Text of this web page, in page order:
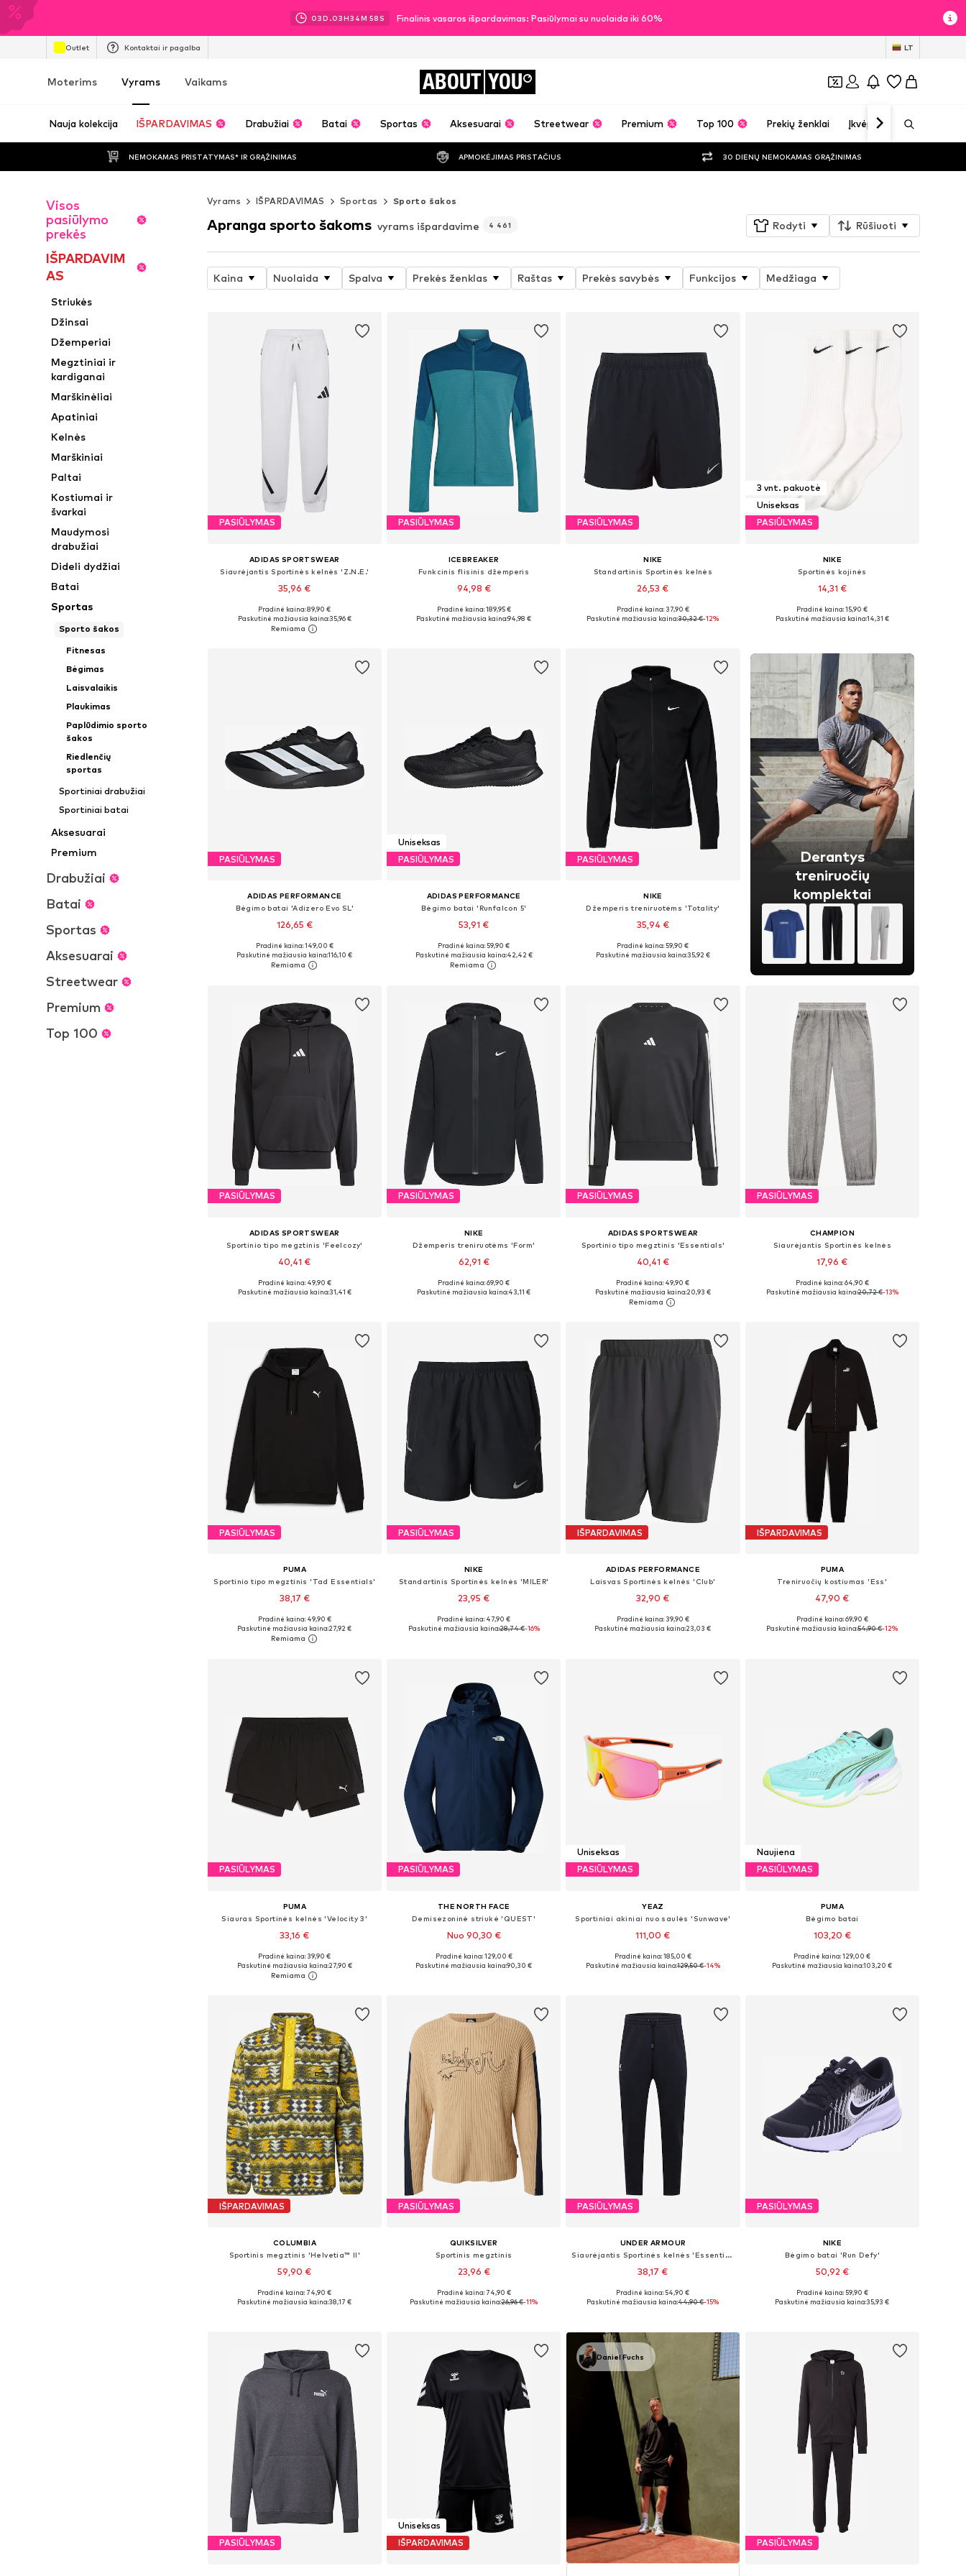
03D.03H34M 56 S Finalinis vasaros išpardavimas: Pasiūlymai su nuolaida iki 60%
Outlet Kontaktai ir pagalba LT
Moterims Vyrams Vaikams ABOUT YOU
Nauja kolekcija IŠPARDAVIMAS Drabužiai Batai Sportas Aksesuarai Streetwear Premium Top 100 Prekių ženklai Įkvėpimas
NEMOKAMAS PRISTATYMAS* IR GRĄŽINIMAS APMOKĖJIMAS PRISTAČIUS 30 DIENŲ NEMOKAMAS GRĄŽINIMAS
Visos
pasiūlymo
prekės
IŠPARDAVIM
AS
Striukės
Džinsai
Džemperiai
Megztiniai ir
kardiganai
Marškinėliai
Apatiniai
Kelnės
Marškiniai
Paltai
Kostiumai ir
švarkai
Maudymosi
drabužiai
Dideli dydžiai
Batai
Sportas
Sporto šakos
Fitnesas
Bėgimas
Laisvalaikis
Plaukimas
Paplūdimio sporto
šakos
Riedlenčių
sportas
Sportiniai drabužiai
Sportiniai batai
Aksesuarai
Premium
Drabužiai
Batai
Sportas
Aksesuarai
Streetwear
Premium
Top 100
Vyrams IŠPARDAVIMAS Sportas Sporto šakos
Apranga sporto šakoms vyrams išpardavime 4 461 Rodyti Rūšiuoti
Kaina Nuolaida Spalva Prekės ženklas Raštas Prekės savybės Funkcijos Medžiaga
PASIŪLYMAS
ADIDAS SPORTSWEAR
Siaurėjantis Sportinės kelnės 'Z.N.E.'
35,96 €
+3
Į krepšelį
Pradinė kaina: 89,90 €
Paskutinė mažiausia kaina:35,96 €
PASIŪLYMAS
ICEBREAKER
Funkcinis flisinis džemperis
94,98 €
Galimi dydžiai: S, M, L
Pradinė kaina: 189,95 €
Paskutinė mažiausia kaina:94,98 €
PASIŪLYMAS
NIKE
Standartinis Sportinės kelnės
26,53 €
Galimi dydžiai: S, M, L, XXL
Pradinė kaina: 37,90 €
Paskutinė mažiausia kaina:30,32 €-12%
3 vnt. pakuotė
Uniseksas
PASIŪLYMAS
NIKE
Sportinės kojinės
14,31 €
Galimi dydžiai: 34-38, 38-42, 42-46, 46-50
Pradinė kaina: 15,90 €
Paskutinė mažiausia kaina:14,31 €
PASIŪLYMAS
ADIDAS PERFORMANCE
Bėgimo batai 'Adizero Evo SL'
126,65 €
+3
Yra daugybė dydžių
Į krepšelį
Pradinė kaina: 149,00 €
Paskutinė mažiausia kaina:116,10 €
Uniseksas
PASIŪLYMAS
ADIDAS PERFORMANCE
Bėgimo batai 'Runfalcon 5'
53,91 €
+3
Yra daugybė dydžių
Į krepšelį
Pradinė kaina: 59,90 €
Paskutinė mažiausia kaina:42,42 €
PASIŪLYMAS
NIKE
Džemperis treniruotėms 'Totality'
35,94 €
Galimi dydžiai: S, M, L, XL, XXL
Pradinė kaina: 59,90 €
Paskutinė mažiausia kaina:35,92 €
Derantys
treniruočių
komplektai
PASIŪLYMAS
ADIDAS SPORTSWEAR
Sportinio tipo megztinis 'Feelcozy'
40,41 €
+5
Pradinė kaina: 49,90 €
Paskutinė mažiausia kaina:31,41 €
PASIŪLYMAS
NIKE
Džemperis treniruotėms 'Form'
62,91 €
Galimi dydžiai: S, M, L, XL, XXL
Pradinė kaina: 69,90 €
Paskutinė mažiausia kaina:43,11 €
PASIŪLYMAS
ADIDAS SPORTSWEAR
Sportinio tipo megztinis 'Essentials'
40,41 €
Galimi dydžiai: XS, S, M, L, XL
Į krepšelį
Pradinė kaina: 49,90 €
Paskutinė mažiausia kaina:20,93 €
PASIŪLYMAS
CHAMPION
Siaurėjantis Sportinės kelnės
17,96 €
Galimi dydžiai: S, M, L
Pradinė kaina: 64,90 €
Paskutinė mažiausia kaina:20,72 €-13%
PASIŪLYMAS
PUMA
Sportinio tipo megztinis 'Tad Essentials'
38,17 €
Galimi dydžiai: S, M, L, XL, XXL
Į krepšelį
Pradinė kaina: 49,90 €
Paskutinė mažiausia kaina:27,92 €
PASIŪLYMAS
NIKE
Standartinis Sportinės kelnės 'MILER'
23,95 €
Galimi dydžiai: S, M, L, XL, XXL
Pradinė kaina: 47,90 €
Paskutinė mažiausia kaina:28,74 €-16%
IŠPARDAVIMAS
ADIDAS PERFORMANCE
Laisvas Sportinės kelnės 'Club'
32,90 €
Pradinė kaina: 39,90 €
Paskutinė mažiausia kaina:23,03 €
IŠPARDAVIMAS
PUMA
Treniruočių kostiumas 'Ess'
47,90 €
Galimi dydžiai: S, M, L, XXL
Pradinė kaina: 69,90 €
Paskutinė mažiausia kaina:54,90 €-12%
PASIŪLYMAS
PUMA
Siauras Sportinės kelnės 'Velocity 3'
33,16 €
Į krepšelį
Pradinė kaina: 39,90 €
Paskutinė mažiausia kaina:27,90 €
PASIŪLYMAS
THE NORTH FACE
Demisezoninė striukė 'QUEST'
Nuo 90,30 €
+2
Galimi dydžiai: S, M, L, XL, XXL
Pradinė kaina: 129,00 €
Paskutinė mažiausia kaina:90,30 €
Uniseksas
PASIŪLYMAS
YEAZ
Sportiniai akiniai nuo saulės 'Sunwave'
111,00 €
Galimi dydžiai: One Size
Pradinė kaina: 185,00 €
Paskutinė mažiausia kaina:129,50 €-14%
Naujiena
PASIŪLYMAS
PUMA
Bėgimo batai
103,20 €
Yra daugybė dydžių
Pradinė kaina: 129,00 €
Paskutinė mažiausia kaina:103,20 €
IŠPARDAVIMAS
COLUMBIA
Sportinis megztinis 'Helvetia™ II'
59,90 €
Galimi dydžiai: M, L, XL
Pradinė kaina: 74,90 €
Paskutinė mažiausia kaina:38,17 €
PASIŪLYMAS
QUIKSILVER
Sportinis megztinis
23,96 €
Galimi dydžiai: S, M, L, XL
Pradinė kaina: 74,90 €
Paskutinė mažiausia kaina:26,96 €-11%
PASIŪLYMAS
UNDER ARMOUR
Siaurėjantis Sportinės kelnės 'Essential'
38,17 €
+ 1
Galimi dydžiai: XS, S, M, L, XL
Pradinė kaina: 54,90 €
Paskutinė mažiausia kaina:44,90 €-15%
PASIŪLYMAS
NIKE
Bėgimo batai 'Run Defy'
50,92 €
Yra daugybė dydžių
Pradinė kaina: 59,90 €
Paskutinė mažiausia kaina:35,93 €
PASIŪLYMAS
Uniseksas
IŠPARDAVIMAS
Daniel Fuchs
PASIŪLYMAS